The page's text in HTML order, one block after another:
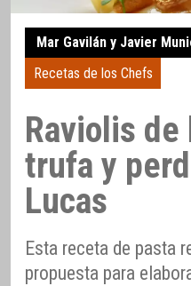
Mar Gavilán y Javier
Recetas de los Chefs
Raviolis
trufa y
Lucas
Esta receta de pasta
propuesta para